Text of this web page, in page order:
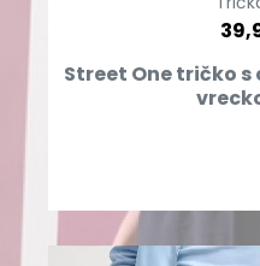
Street One tričko